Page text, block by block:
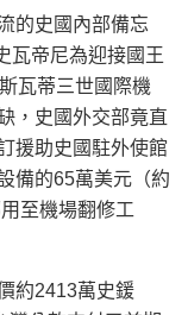
的史國內部備忘
瓦帝尼為迎接國王
瓦蒂三世國際機
，史國外交部竟直
援助史國駐外使館
備的65萬美元（約
至機場翻修工
約2413萬史鍰